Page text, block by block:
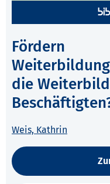
Fördern
die
Weis, Kathrin